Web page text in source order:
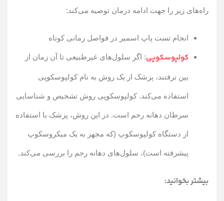
راه‌های زیر را جهت ادامه درمان توصیه می‌کند:
انجام تست پاپ اسمیر در فواصل زمانی کوتاه
کولپوسکوپی: اگر سلول‌های غیرطبیعی تا آن زمان از
بین نرفتند، پزشک از یک روش به نام کولپوسکوپی
استفاده می‌کند. کولپوسکوپی روش تشخیص و شناسایی
سرطان دهانه رحم است. در این روش، پزشک با استفاده
از دستگاه کولپوسکوپ (که مجهز به یک میکروسکوپ
پیشرفته است)، سلول‌های دهانه رحم را بررسی می‌کند.
بیشتر بخوانید: